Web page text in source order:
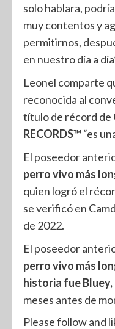
solo hablara,
muy contentos y
permitirnos,
en nuestro día a
Leonel comparte
reconocida al
título de récord de
RECORDS™“es
El poseedor
perro vivo más
quien logró el
se verificó en
de 2022.
El poseedor
perro vivo más
historia fue Bluey,
meses antes de
Please follow and